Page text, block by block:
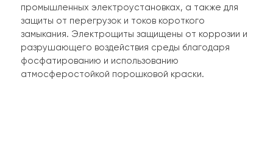
промышленных электроустановках, а также для
защиты от перегрузок и токов короткого
замыкания. Электрощиты защищены от коррозии и
разрушающего воздействия среды благодаря
фосфатированию и использованию
атмосферостойкой порошковой краски.